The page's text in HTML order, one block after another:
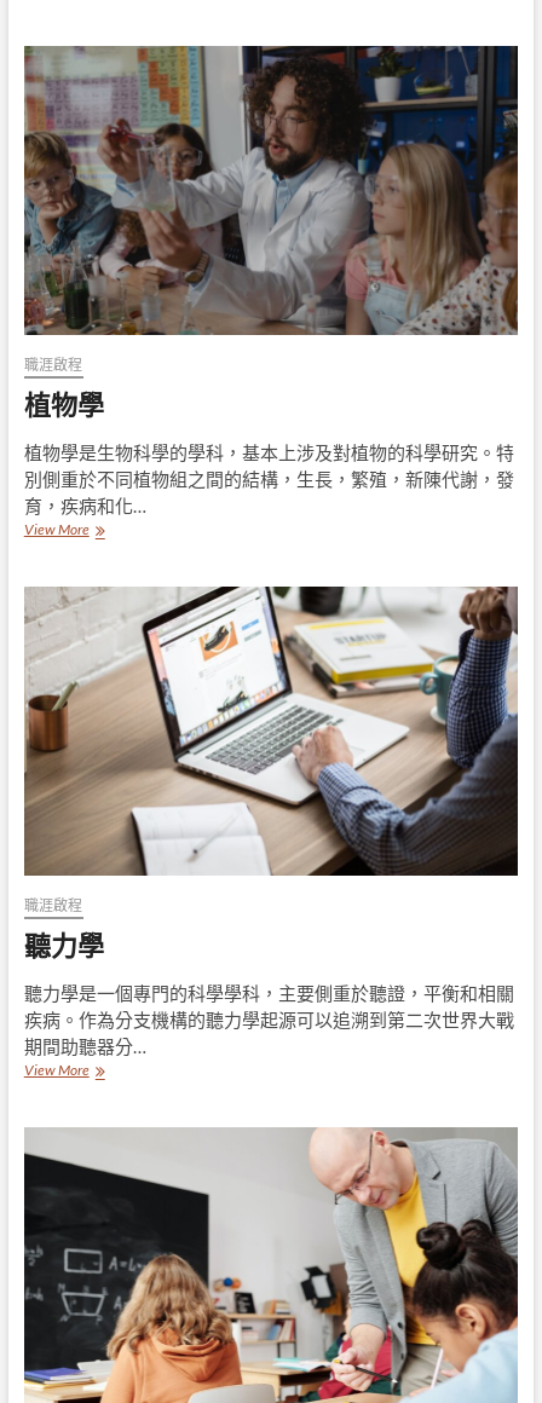
職涯啟程
植物學
植物學是生物科學的學科，基本上涉及對植物的科學研究。特
別側重於不同植物組之間的結構，生長，繁殖，新陳代謝，發
育，疾病和化…
View More植
職涯啟程
聽力學
聽力學是一個專門的科學學科，主要側重於聽證，平衡和相關
疾病。作為分支機構的聽力學起源可以追溯到第二次世界大戰
期間助聽器分…
View More聽